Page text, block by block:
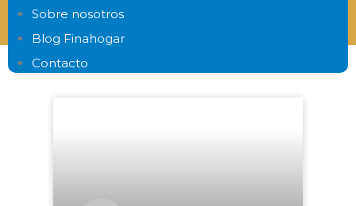
Sobre nosotros
Blog Finahogar
Contacto
Estudio financiero gratis